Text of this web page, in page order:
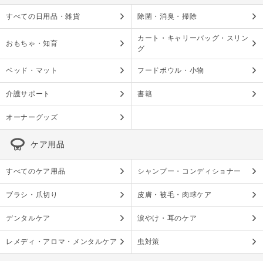
すべての日用品・雑貨 除菌・消臭・掃除
おもちゃ・知育
カート・キャリーバッグ・スリン
グ
ベッド・マット フードボウル・小物
介護サポート 書籍
オーナーグッズ
ケア用品
すべてのケア用品 シャンプー・コンディショナー
ブラシ・爪切り 皮膚・被毛・肉球ケア
デンタルケア 涙やけ・耳のケア
レメディ・アロマ・メンタルケア 虫対策